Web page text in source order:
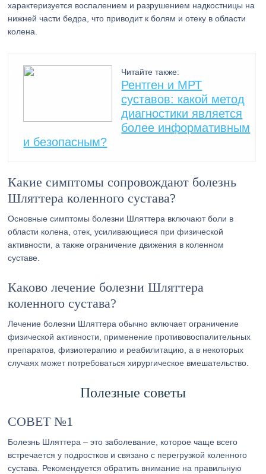
характеризуется воспалением и разрушением надкостницы на
нижней части бедра, что приводит к болям и отеку в области
колена.
Читайте также:
Рентген и МРТ
суставов: какой метод
диагностики является
более информативным
и безопасным?
Какие симптомы сопровождают болезнь
Шляттера коленного сустава?
Основные симптомы болезни Шляттера включают боли в
области колена, отек, усиливающиеся при физической
активности, а также ограничение движения в коленном
суставе.
Каково лечение болезни Шляттера
коленного сустава?
Лечение болезни Шляттера обычно включает ограничение
физической активности, применение противовоспалительных
препаратов, физиотерапию и реабилитацию, а в некоторых
случаях может потребоваться хирургическое вмешательство.
Полезные советы
СОВЕТ №1
Болезнь Шляттера – это заболевание, которое чаще всего
встречается у подростков и связано с перегрузкой коленного
сустава. Рекомендуется обратить внимание на правильную